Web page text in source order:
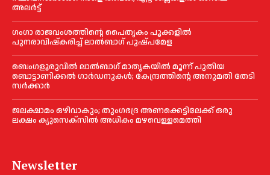
അലർട്ട്
ഗംഗാ രാജവംശത്തിന്റെ പൈതൃകം പൂക്കളിൽ
പുനരാവിഷ്‌കരിച്ച് ലാൽബാഗ് പുഷ്പമേള
ബെംഗളൂരുവിൽ ലാൽബാഗ് മാതൃകയിൽ മൂന്ന് പുതിയ
ബൊട്ടാണിക്കൽ ഗാർഡനുകൾ; കേന്ദ്രത്തിന്റെ അനുമതി തേടി
സർക്കാർ
ജലക്ഷാമം ഒഴിവാകും; തുംഗഭദ്ര അണക്കെട്ടിലേക്ക് ഒരു
ലക്ഷം ക്യുസെക്സില്‍ അധികം മഴവെള്ളമെത്തി
Newsletter